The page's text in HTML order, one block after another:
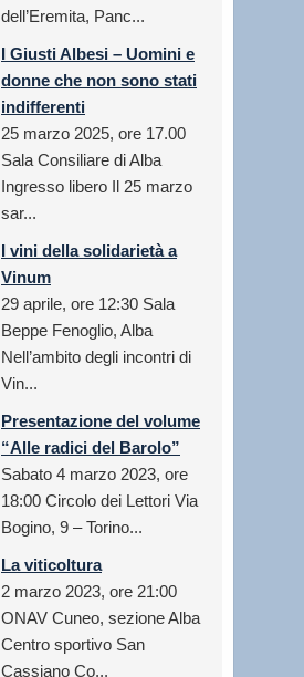
dell’Eremita, Panc...
I Giusti Albesi – Uomini e
donne che non sono stati
indifferenti
25 marzo 2025, ore 17.00
Sala Consiliare di Alba
Ingresso libero Il 25 marzo
sar...
I vini della solidarietà a
Vinum
29 aprile, ore 12:30 Sala
Beppe Fenoglio, Alba
Nell’ambito degli incontri di
Vin...
Presentazione del volume
“Alle radici del Barolo”
Sabato 4 marzo 2023, ore
18:00 Circolo dei Lettori Via
Bogino, 9 – Torino...
La viticoltura
2 marzo 2023, ore 21:00
ONAV Cuneo, sezione Alba
Centro sportivo San
Cassiano Co...